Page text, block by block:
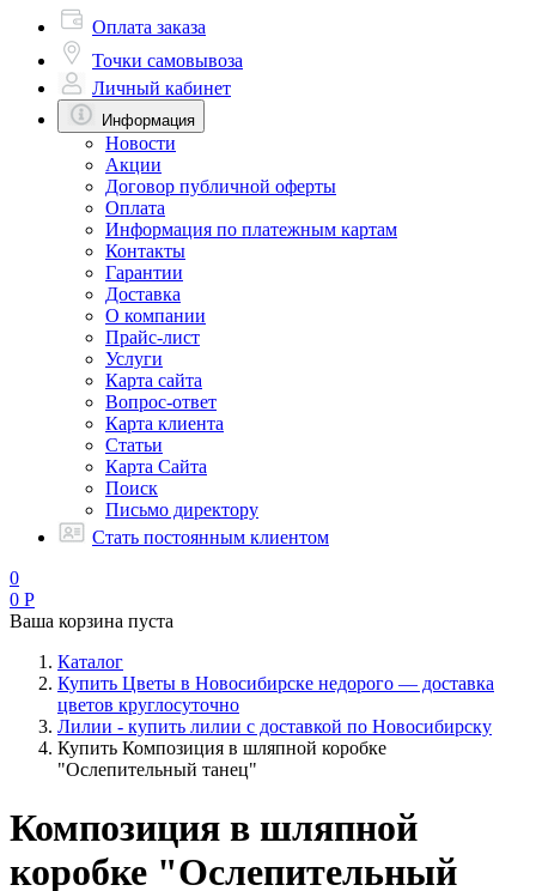
Оплата заказа
Точки самовывоза
Личный кабинет
Информация
Новости
Акции
Договор публичной оферты
Оплата
Информация по платежным картам
Контакты
Гарантии
Доставка
О компании
Прайс-лист
Услуги
Карта сайта
Вопрос-ответ
Карта клиента
Статьи
Карта Сайта
Поиск
Письмо директору
Стать постоянным клиентом
0
0 Р
Ваша корзина пуста
Каталог
Купить Цветы в Новосибирске недорого — доставка
цветов круглосуточно
Лилии - купить лилии с доставкой по Новосибирску
Купить Композиция в шляпной коробке
"Ослепительный танец"
Композиция в шляпной
коробке "Ослепительный